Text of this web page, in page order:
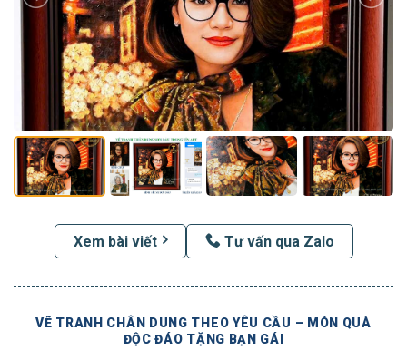
Xem bài viết Tư vấn qua Zalo
VẼ TRANH CHÂN DUNG THEO YÊU CẦU – MÓN QUÀ
ĐỘC ĐÁO TẶNG BẠN GÁI